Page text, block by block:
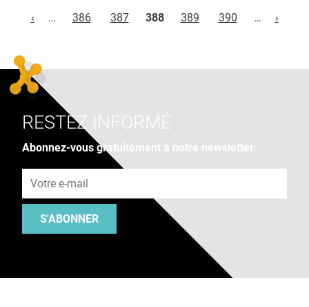
‹
… 386 387 388 389 390 … ›
RESTEZ INFORMÉ
Abonnez-vous gratuitement à notre newsletter
S'ABONNER